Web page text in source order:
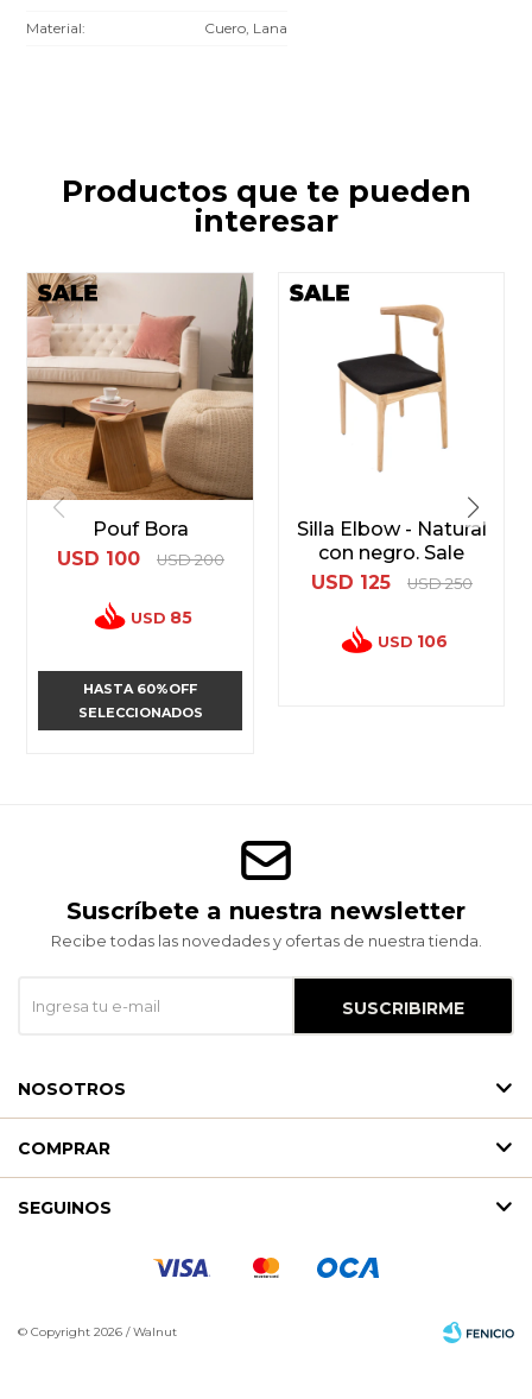
Material Cuero, Lana
Productos que te pueden
interesar
Pouf Bora
USD 100 USD 200
USD 85
HASTA 60%OFF
SELECCIONADOS
Silla Elbow - Natural
con negro. Sale
USD 125 USD 250
USD 106
Suscríbete a nuestra newsletter
Recibe todas las novedades y ofertas de nuestra tienda.
SUSCRIBIRME
NOSOTROS
COMPRAR
SEGUINOS
© Copyright 2026 / Walnut